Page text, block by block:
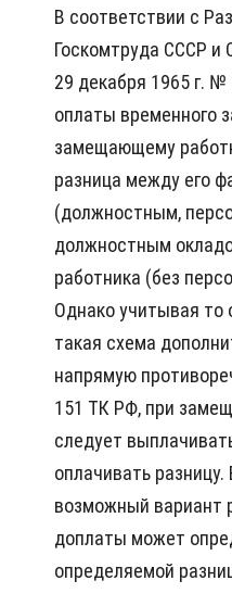
В соответствии с
Госкомтруда СССР и
29 декабря 1965 г.
оплаты временного
замещающему
разница между его
(должностным,
должностным
работника (без
Однако учитывая то
такая схема
напрямую
151 ТК РФ, при
следует
оплачивать
возможный вариант
доплаты может
определяемой